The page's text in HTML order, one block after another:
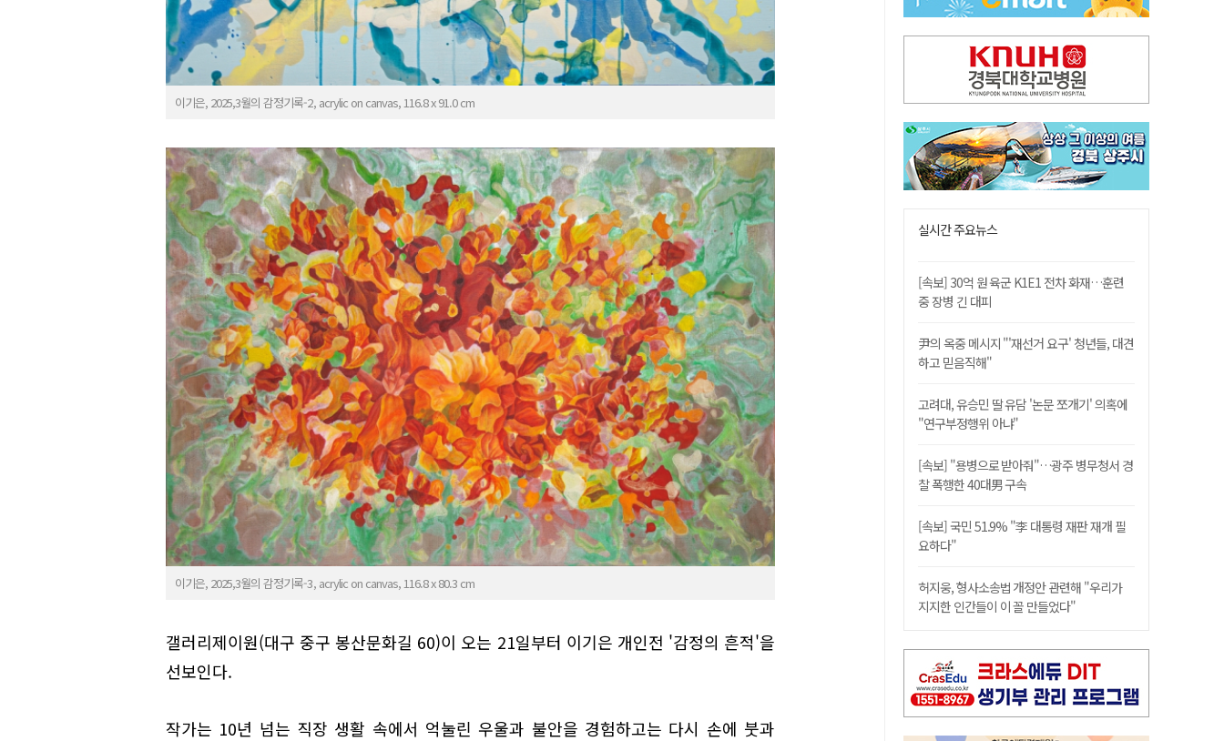
이기은, 2025,3월의 감정기록-2, acrylic on canvas, 116.8 x 91.0 cm
이기은, 2025,3월의 감정기록-3, acrylic on canvas, 116.8 x 80.3 cm
갤러리제이원(대구 중구 봉산문화길 60)이 오는 21일부터 이기은 개인전 '감정의 흔적'을
선보인다.
작가는 10년 넘는 직장 생활 속에서 억눌린 우울과 불안을 경험하고는 다시 손에 붓과
"김용민, 흑백논리로 세상 보는 듯" 검찰 내부서 지탄
실시간 주요뉴스
[속보] 30억 원 육군 K1E1 전차 화재…훈련
중 장병 긴 대피
尹의 옥중 메시지 "'재선거 요구' 청년들, 대견
하고 믿음직해"
고려대, 유승민 딸 유담 '논문 쪼개기' 의혹에
"연구부정행위 아냐"
[속보] "용병으로 받아줘"…광주 병무청서 경
찰 폭행한 40대男 구속
[속보] 국민 51.9% "李 대통령 재판 재개 필
요하다"
허지웅, 형사소송법 개정안 관련해 "우리가
지지한 인간들이 이 꼴 만들었다"